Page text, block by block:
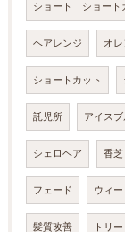
ショート ショート
ヘアレンジ オレ
ショートカット
託児所 アイスブ
シェロヘア 香芝
フェード ウィ
髪質改善 トリ